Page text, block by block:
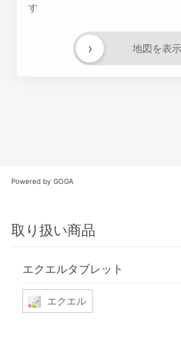
す
地図を表示
›
Powered by GOGA
取り扱い商品
エクエルタブレット
エクエル